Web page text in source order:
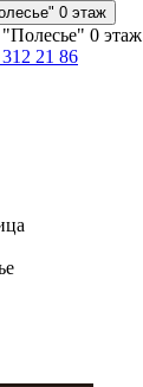
0 этаж
0 этаж
21 86